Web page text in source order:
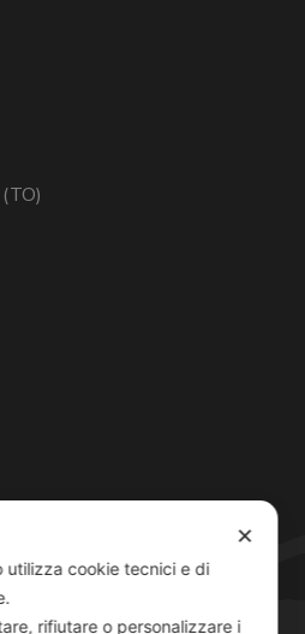
✕
utilizza cookie tecnici e di
rifiutare o personalizzare i